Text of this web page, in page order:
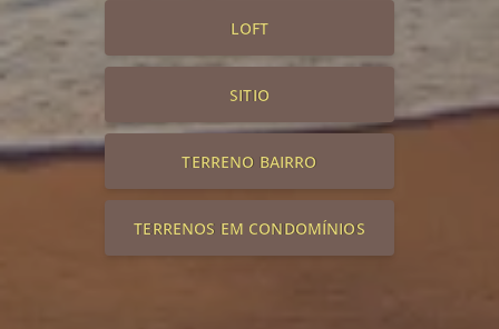
LOFT
SITIO
TERRENO BAIRRO
TERRENOS EM CONDOMÍNIOS